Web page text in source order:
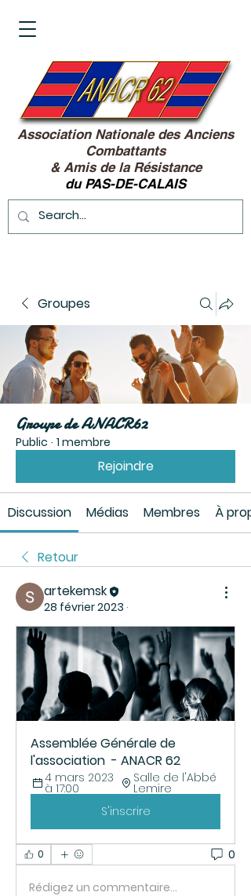
Association Nationale des Anciens
Combattants
& Amis de la Résistance
du PAS-DE-CALAIS
Groupes
Groupe de ANACR62
Public · 1 membre
Rejoindre
Discussion Médias Membres À
Retour
artekemsk
28 février 2023 ·
Assemblée Générale de
l'association  - ANACR 62
4 mars 2023
à 17:00
Salle de l'Abbé
Lemire
S'inscrire
0 0
Rédigez un commentaire...